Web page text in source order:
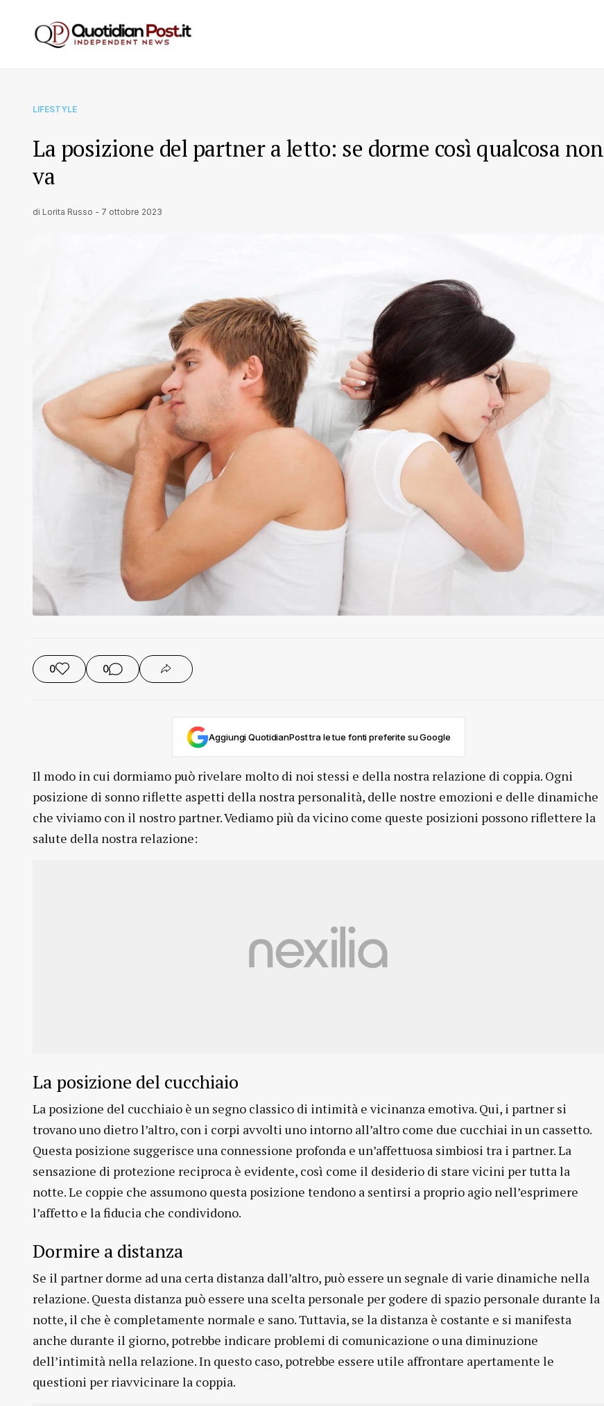
LIFESTYLE
La posizione del partner a letto: se dorme così qualcosa non
va
di Lorita Russo - 7 ottobre 2023
0 0
Aggiungi QuotidianPost tra le tue fonti preferite su Google
Il modo in cui dormiamo può rivelare molto di noi stessi e della nostra relazione di coppia. Ogni
posizione di sonno riflette aspetti della nostra personalità, delle nostre emozioni e delle dinamiche
che viviamo con il nostro partner. Vediamo più da vicino come queste posizioni possono riflettere la
salute della nostra relazione:
La posizione del cucchiaio
La posizione del cucchiaio è un segno classico di intimità e vicinanza emotiva. Qui, i partner si
trovano uno dietro l’altro, con i corpi avvolti uno intorno all’altro come due cucchiai in un cassetto.
Questa posizione suggerisce una connessione profonda e un’affettuosa simbiosi tra i partner. La
sensazione di protezione reciproca è evidente, così come il desiderio di stare vicini per tutta la
notte. Le coppie che assumono questa posizione tendono a sentirsi a proprio agio nell’esprimere
l’affetto e la fiducia che condividono.
Dormire a distanza
Se il partner dorme ad una certa distanza dall’altro, può essere un segnale di varie dinamiche nella
relazione. Questa distanza può essere una scelta personale per godere di spazio personale durante la
notte, il che è completamente normale e sano. Tuttavia, se la distanza è costante e si manifesta
anche durante il giorno, potrebbe indicare problemi di comunicazione o una diminuzione
dell’intimità nella relazione. In questo caso, potrebbe essere utile affrontare apertamente le
questioni per riavvicinare la coppia.